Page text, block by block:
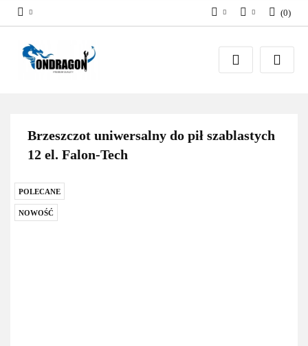
PLNZaloguj się
Załóż konto
(0)
Brzeszczot uniwersalny do pił szablastych
12 el. Falon-Tech
POLECANE
NOWOŚĆ